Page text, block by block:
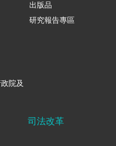
院及
出版品
研究報告專區
司法改革